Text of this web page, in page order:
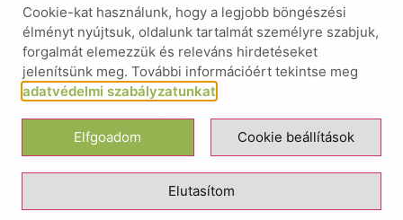
természetes alapanyagból készült.
© Minden jog fenntartva
Adatvédelmi nyilatkozat
Design ❤ by GESign
Cookie-kat használunk, hogy a legjobb böngészési
élményt nyújtsuk, oldalunk tartalmát személyre szabjuk,
forgalmát elemezzük és releváns hirdetéseket
jelenítsünk meg. További információért tekintse meg
adatvédelmi szabályzatunkat
Elfgoadom Cookie beállítások
Elutasítom